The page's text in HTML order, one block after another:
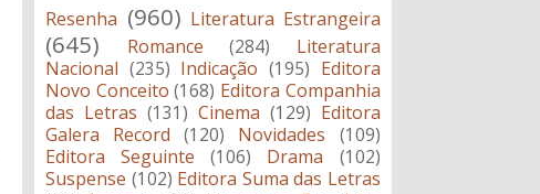
Resenha (960) Literatura Estrangeira
(645) Romance (284)
Literatura
Nacional (235) Indicação (195) Editora
Novo Conceito (168) Editora Companhia
das Letras (131) Cinema (129) Editora
Galera Record
(120) Novidades
(109)
Editora Seguinte
(106) Drama
(102)
Suspense (102) Editora Suma das Letras